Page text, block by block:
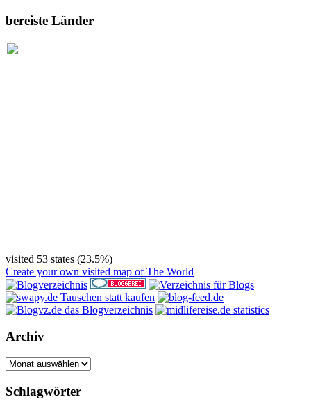
bereiste Länder
visited 53 states (23.5%)
Create your own visited map of The World
Archiv
Archiv
Schlagwörter